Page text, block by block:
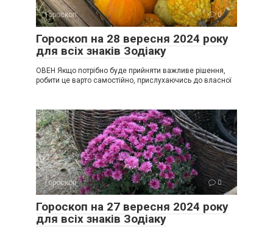
Гороскоп 0
Гороскоп на 28 вересня 2024 року
для всіх знаків Зодіаку
ОВЕН Якщо потрібно буде прийняти важливе рішення,
робити це варто самостійно, прислухаючись до власної
Гороскоп 0
Гороскоп на 27 вересня 2024 року
для всіх знаків Зодіаку